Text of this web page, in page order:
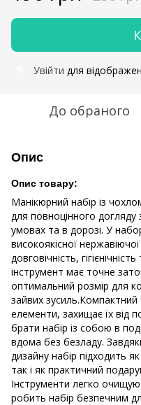
Увійти для
До обраного
Опис
Опис товару:
Манікюрний набір із
для повноцінного догляду
умовах та в дорозі. У
високоякісної
довговічність,
інструмент має точне
оптимальний розмір для
зайвих зусиль.Компактний
елементи, захищає їх від
брати набір із собою в
вдома без безладу.
дизайну набір підходить
так і як практичний
Інструменти легко
робить набір безпечним